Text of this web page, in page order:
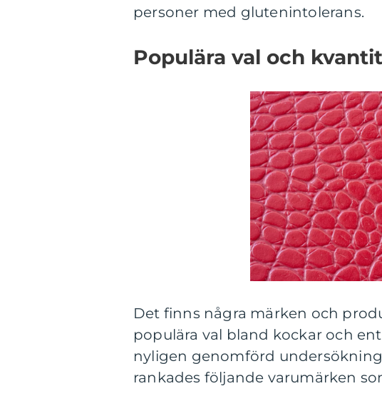
personer med glutenintolerans.
Populära val och
Det finns några märken och
populära val bland kockar och
nyligen genomförd
rankades följande varumärken